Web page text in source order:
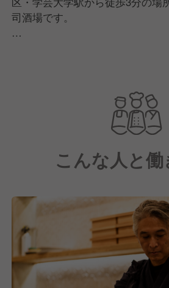
司酒場です。
ており、客単価は7,000〜8,000
料理は、本格的な握り寿司から
寿司、創作おつまみまでをカジ
大トロ・炙りトロ・漬け赤身の3
「まぐろ三重奏」や、オリーブ
タテの花飾り」など、見た目も
を揃えています。
お酒はソムリエ厳選のワインと
レクトした日本酒を揃えており
ポップに」をコンセプトに、寿
を気軽に楽しめるお店となってい
こんな人と